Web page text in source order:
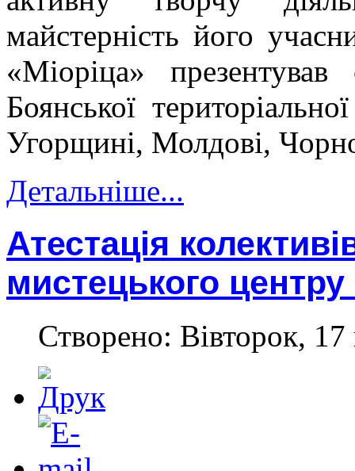
майстерність його
«Міоріца»
Боянської
Угорщині, Молдові,
Детальніше...
Атестація
мистецького
Створено: Вівторок,